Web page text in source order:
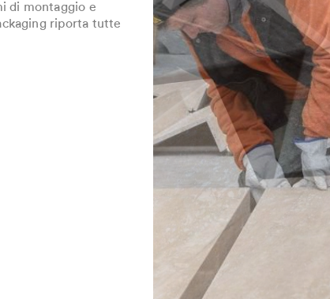
di montaggio e
riporta tutte